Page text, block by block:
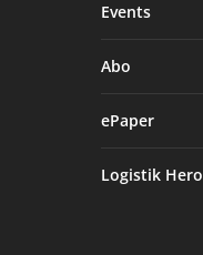
Events
Abo
ePaper
Logistik Hero